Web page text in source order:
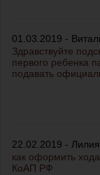
01.03.2019 -
Здравствуйте
первого ребенка
подавать
22.02.2019 -
как оформить
КоАП РФ